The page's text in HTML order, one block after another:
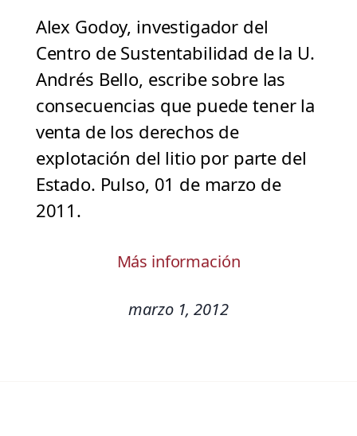
Alex Godoy, investigador del
Centro de Sustentabilidad de la U.
Andrés Bello, escribe sobre las
consecuencias que puede tener la
venta de los derechos de
explotación del litio por parte del
Estado. Pulso, 01 de marzo de
2011.
Más información
marzo 1, 2012